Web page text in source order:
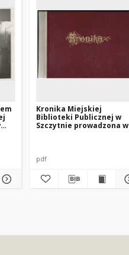
Kronika Miejskiej
Biblioteki Publicznej w
Szczytnie prowadzona w
pdf